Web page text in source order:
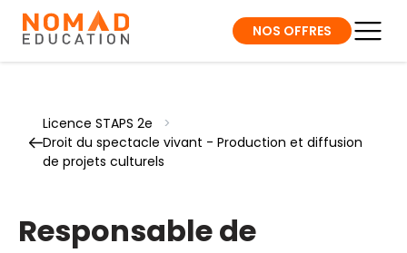
NOS OFFRES
Licence STAPS 2e
>
Droit du spectacle vivant - Production et diffusion
de projets culturels
Responsable de